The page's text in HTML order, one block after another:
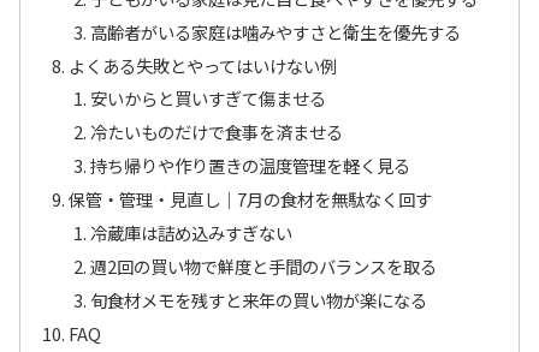
高齢者がいる家庭は噛みやすさと衛生を優先する
よくある失敗とやってはいけない例
安いからと買いすぎて傷ませる
冷たいものだけで食事を済ませる
持ち帰りや作り置きの温度管理を軽く見る
保管・管理・見直し｜7月の食材を無駄なく回す
冷蔵庫は詰め込みすぎない
週2回の買い物で鮮度と手間のバランスを取る
旬食材メモを残すと来年の買い物が楽になる
FAQ